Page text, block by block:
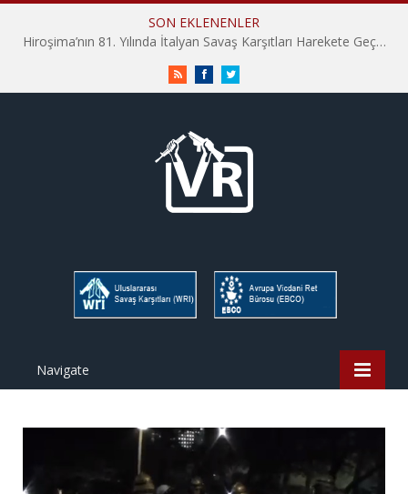
SON EKLENENLER
Hiroşima’nın 81. Yılında İtalyan Savaş Karşıtları Harekete Geçti: “Hatırlamak yeterli değil”
RSS FacebookTwitter
Navigate